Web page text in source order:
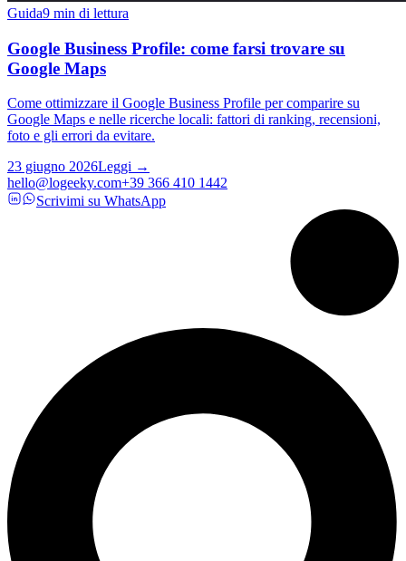
Guida9 min di lettura
Google Business Profile: come farsi trovare su
Google Maps
Come ottimizzare il Google Business Profile per comparire su
Google Maps e nelle ricerche locali: fattori di ranking, recensioni,
foto e gli errori da evitare.
23 giugno 2026Leggi →
hello@logeeky.com+39 366 410 1442
Scrivimi su WhatsApp